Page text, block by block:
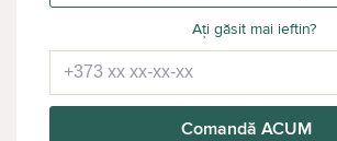
Ați găsit mai ieftin?
Comandă ACUM